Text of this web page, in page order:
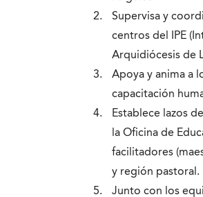
Supervisa y
centros del IPE
Arquidiócesis de
Apoya y anima a
capacitación
Establece lazos
la Oficina de
facilitadores
y región pastoral.
Junto con los